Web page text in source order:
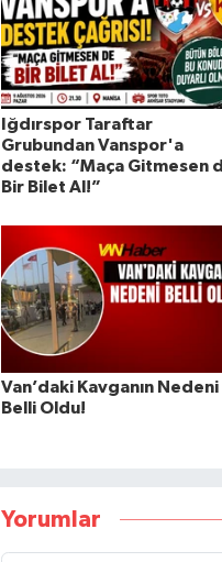
Iğdırspor Taraftar
Grubundan Vanspor'a
destek: “Maça Gitmesen
Bir Bilet Al!”
Van’daki Kavganın Nedeni
Belli Oldu!
Yorumlar